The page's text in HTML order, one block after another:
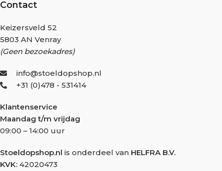
Contact
Keizersveld 52
5803 AN Venray
(Geen bezoekadres)
info@stoeldopshop.nl
+31 (0)478 - 531414
Klantenservice
Maandag t/m vrijdag
09:00 – 14:00 uur
Stoeldopshop.nl is onderdeel van HELFRA B.V.
KVK: 42020473